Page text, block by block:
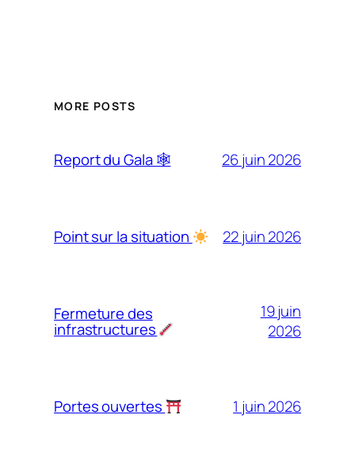
MORE POSTS
Report du Gala 🕸 26 juin 2026
Point sur la situation 22 juin 2026
Fermeture des
infrastructures
19 juin
2026
Portes ouvertes 1 juin 2026